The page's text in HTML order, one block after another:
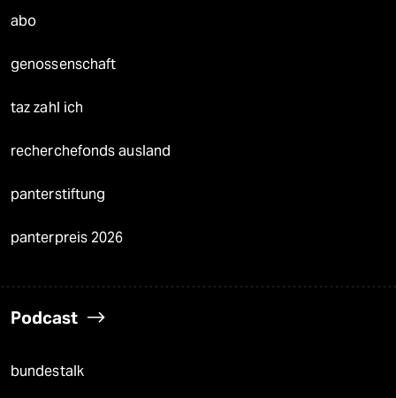
abo
genossenschaft
taz zahl ich
recherchefonds ausland
panterstiftung
panterpreis 2026
Podcast
bundestalk